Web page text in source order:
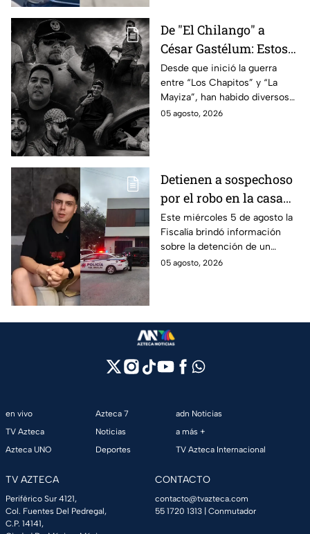
De "El Chilango" a
César Gastélum: Estos
son los 10 influencers
asesinados por la
guerra entre "Los
Chapitos" y "La Mayiza"
Desde que inició la guerra
entre “Los Chapitos” y “La
Mayiza”, han habido diversos
asesinatos, entre ellos los de
05 agosto, 2026
Detienen a sospechoso
por el robo en la casa
de Karely Ruiz
Este miércoles 5 de agosto la
Fiscalía brindó información
sobre la detención de un
presunto responsable en el
05 agosto, 2026
en vivo
TV Azteca
Azteca UNO
Azteca 7
Noticias
Deportes
adn Noticias
a más +
TV Azteca Internacional
TV AZTECA
Periférico Sur 4121,
Col. Fuentes Del Pedregal,
C.P. 14141,
CONTACTO
contacto@tvazteca.com
55 1720 1313 | Conmutador